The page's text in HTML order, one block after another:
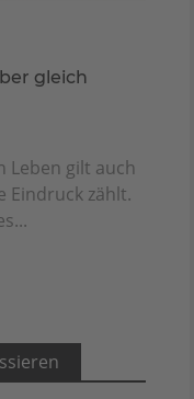
gleich
Leben gilt auch
Eindruck zählt.